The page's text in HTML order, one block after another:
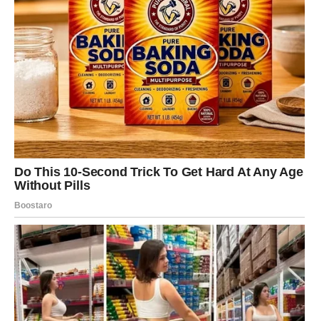
Poruka sudbine za Škorpiju:Istina ne dolazi da vas
povredi – dolazi da vas oslobodi.
JARAC – VAŽNA VEST KOJA
DONOSI STABILNOST I NOVI
TEMELJ
Jarčevi u narednim danima mogu očekivati vest koja
menja tok vaših planova, ali na način koji vam donosi
sigurnost, olakšanje i osećaj da se konačno pomerate iz
jedne teške faze u stabilniju. Ovo može biti vezano za
posao, ugovor, finansije, dom, porodicu ili odluku koju
dugo nosite u sebi, ali ste čekali pravi trenutak da je
sprovedete.